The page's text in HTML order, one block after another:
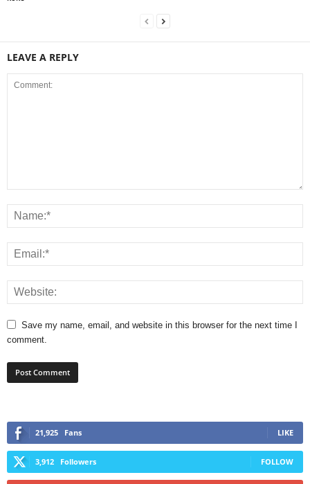
LEAVE A REPLY
Save my name, email, and website in this browser for the next time I
comment.
21,925 Fans LIKE
3,912 Followers FOLLOW